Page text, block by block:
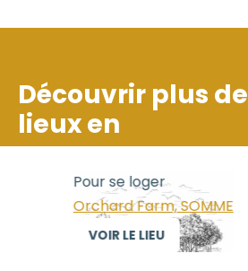
Découvrir plus de
lieux en
Pour se loger
Orchard Farm, SOMME
VOIR LE LIEU